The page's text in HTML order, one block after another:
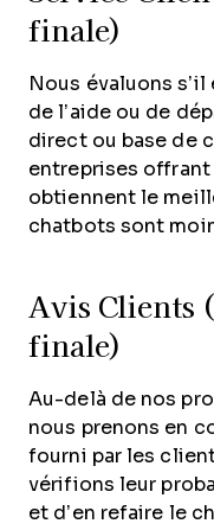
finale)
Nous évaluons
de l’aide ou de
direct ou base de
entreprises offrant
obtiennent le
chatbots sont
Avis Clients
finale)
Au-delà de nos
nous prenons en
fourni par les
vérifions leur
et d’en refaire le